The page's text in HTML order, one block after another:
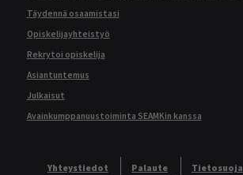
Täydennä osaamistasi
Opiskelijayhteistyö
Rekrytoi opiskelija
Asiantuntemus
Julkaisut
Avainkumppanuustoiminta SEAMKin kanssa
Yhteystiedot Palaute Tietosuoja